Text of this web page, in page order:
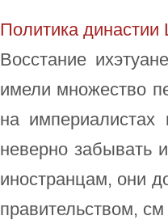
Политика династии
Восстание
имели множество
на
неверно забывать
иностранцам, они
правительством, см